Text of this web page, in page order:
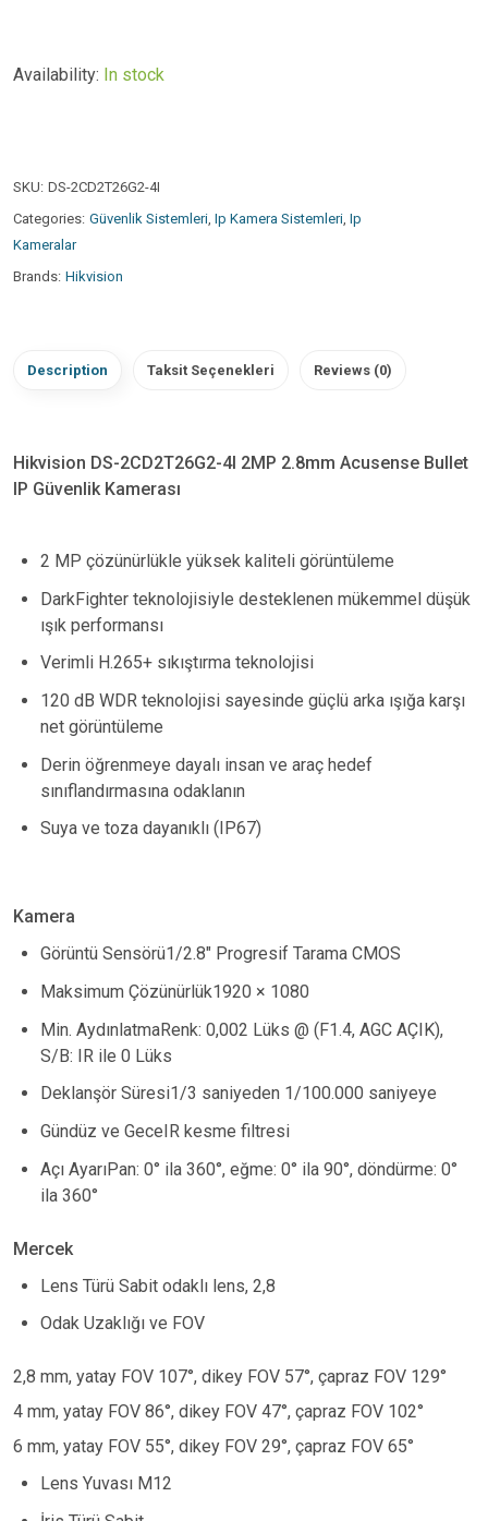
Availability: In stock
SKU: DS-2CD2T26G2-4I
Categories: Güvenlik Sistemleri, Ip Kamera Sistemleri, Ip
Kameralar
Brands: Hikvision
Description Taksit Seçenekleri Reviews (0)
Hikvision DS-2CD2T26G2-4I 2MP 2.8mm Acusense Bullet
IP Güvenlik Kamerası
2 MP çözünürlükle yüksek kaliteli görüntüleme
DarkFighter teknolojisiyle desteklenen mükemmel düşük
ışık performansı
Verimli H.265+ sıkıştırma teknolojisi
120 dB WDR teknolojisi sayesinde güçlü arka ışığa karşı
net görüntüleme
Derin öğrenmeye dayalı insan ve araç hedef
sınıflandırmasına odaklanın
Suya ve toza dayanıklı (IP67)
Kamera
Görüntü Sensörü1/2.8" Progresif Tarama CMOS
Maksimum Çözünürlük1920 × 1080
Min. AydınlatmaRenk: 0,002 Lüks @ (F1.4, AGC AÇIK),
S/B: IR ile 0 Lüks
Deklanşör Süresi1/3 saniyeden 1/100.000 saniyeye
Gündüz ve GeceIR kesme filtresi
Açı AyarıPan: 0° ila 360°, eğme: 0° ila 90°, döndürme: 0°
ila 360°
Mercek
Lens Türü Sabit odaklı lens, 2,8
Odak Uzaklığı ve FOV
2,8 mm, yatay FOV 107°, dikey FOV 57°, çapraz FOV 129°
4 mm, yatay FOV 86°, dikey FOV 47°, çapraz FOV 102°
6 mm, yatay FOV 55°, dikey FOV 29°, çapraz FOV 65°
Lens Yuvası M12